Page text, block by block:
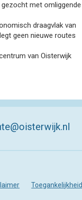
met omliggende
draagvlak van
geen nieuwe routes
van Oisterwijk
Toegankelijkheid